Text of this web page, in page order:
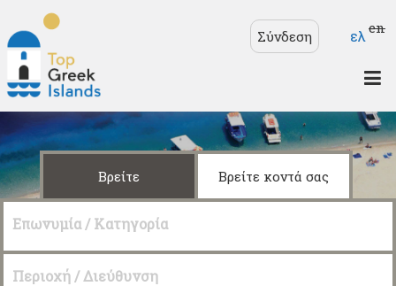
κυρίως περιεχόμενο
Top
Greek
Islands
Σύνδεση ελ en
Βρείτε Βρείτε κοντά σας
Επωνυμία / Κατηγορία
Περιοχή / Διεύθυνση